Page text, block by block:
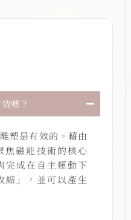
嗎？
塑是有效的。藉由
磁能技術的核心
完成在自主運動下
縮」，並可以產生